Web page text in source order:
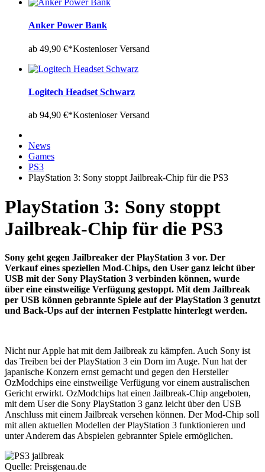
Anker Power Bank
ab 49,90 €*Kostenloser Versand
Logitech Headset Schwarz
ab 94,90 €*Kostenloser Versand
News
Games
PS3
PlayStation 3: Sony stoppt Jailbreak-Chip für die PS3
PlayStation 3: Sony stoppt
Jailbreak-Chip für die PS3
Sony geht gegen Jailbreaker der PlayStation 3 vor. Der
Verkauf eines speziellen Mod-Chips, den User ganz leicht über
USB mit der Sony PlayStation 3 verbinden können, wurde
über eine einstweilige Verfügung gestoppt. Mit dem Jailbreak
per USB können gebrannte Spiele auf der PlayStation 3 genutzt
und Back-Ups auf der internen Festplatte hinterlegt werden.
Nicht nur Apple hat mit dem Jailbreak zu kämpfen. Auch Sony ist
das Treiben bei der PlayStation 3 ein Dorn im Auge. Nun hat der
japanische Konzern ernst gemacht und gegen den Hersteller
OzModchips eine einstweilige Verfügung vor einem australischen
Gericht erwirkt. OzModchips hat einen Jailbreak-Chip angeboten,
mit dem User die Sony PlayStation 3 ganz leicht über den USB
Anschluss mit einem Jailbreak versehen können. Der Mod-Chip soll
mit allen aktuellen Modellen der PlayStation 3 funktionieren und
unter Anderem das Abspielen gebrannter Spiele ermöglichen.
Quelle: Preisgenau.de